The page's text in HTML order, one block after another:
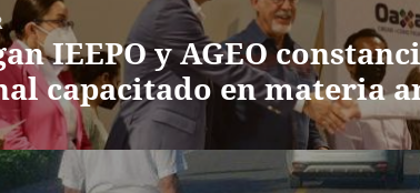
IEEPO y AGEO
capacitado en materia